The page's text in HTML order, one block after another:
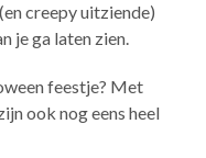
creepy uitziende)
je ga laten zien.
feestje? Met
ook nog eens heel